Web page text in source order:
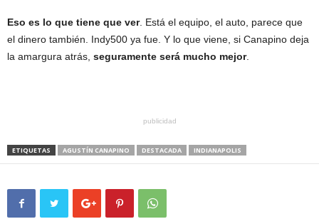
Eso es lo que tiene que ver. Está el equipo, el auto, parece que
el dinero también. Indy500 ya fue. Y lo que viene, si Canapino deja
la amargura atrás, seguramente será mucho mejor.
publicidad
ETIQUETAS AGUSTÍN CANAPINO DESTACADA INDIANAPOLIS